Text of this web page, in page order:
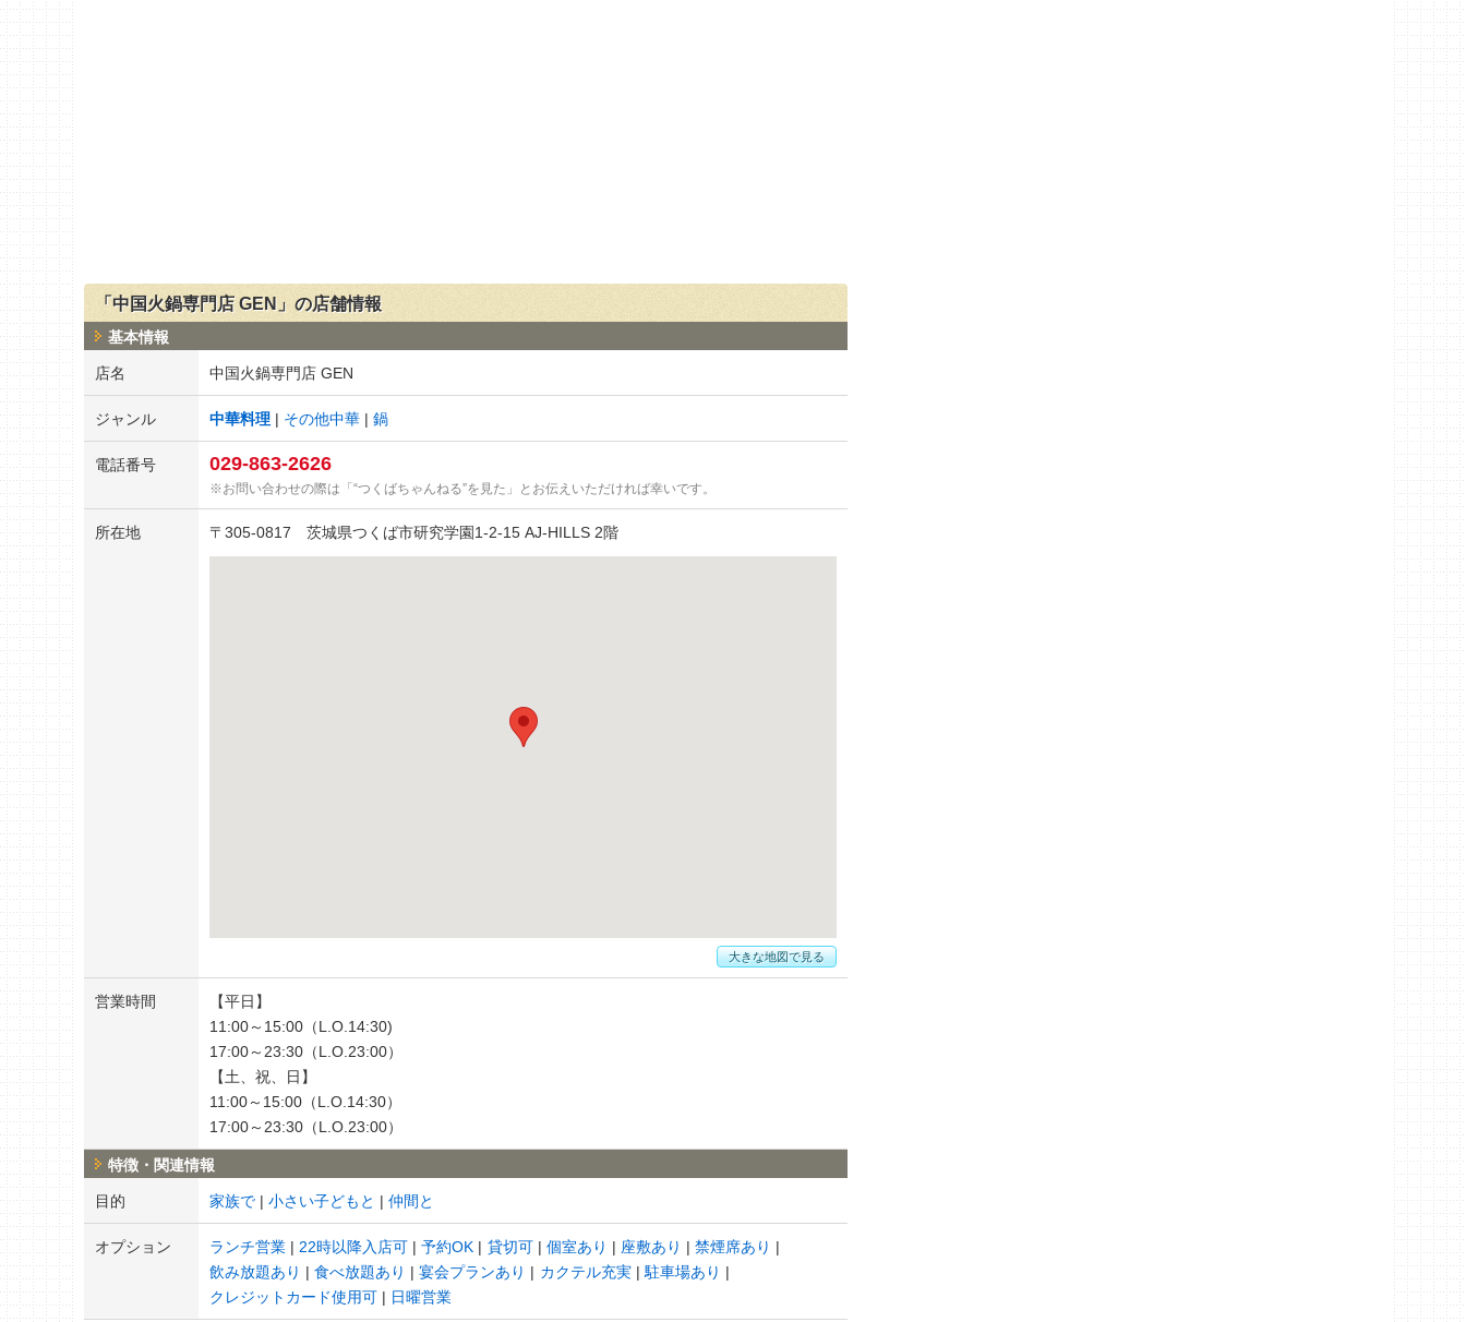
「中国火鍋専門店 GEN」の店舗情報
基本情報
店名 中国火鍋専門店 GEN
ジャンル 中華料理 その他中華 鍋
電話番号 029-863-2626
お問い合わせの際は「“つくばちゃんねる”を見た」とお伝えいただければ幸いです。
所在地 〒 305-0817 茨城県つくば市研究学園1-2-15 AJ-HILLS 2階
大きな地図で見る
営業時間
【平日】
11:00～15:00（L.O.14:30)
17:00～23:30（L.O.23:00）
【土、祝、日】
11:00～15:00（L.O.14:30）
17:00～23:30（L.O.23:00）
特徴・関連情報
目的 家族で 小さい子どもと 仲間と
オプション ランチ営業 22時以降入店可 予約OK 貸切可 個室あり 座敷あり
禁煙席あり
飲み放題あり
食べ放題あり 宴会プランあり カクテル充実
駐車場あり
クレジットカード使用可
日曜営業